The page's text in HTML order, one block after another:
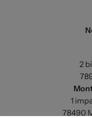
2
1
78490